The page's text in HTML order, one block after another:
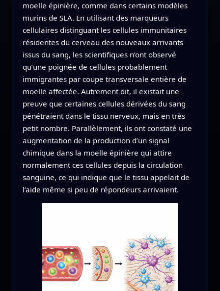
moelle épinière, comme dans certains modèles
murins de SLA. En utilisant des marqueurs
cellulaires distinguant les cellules immunitaires
résidentes du cerveau des nouveaux arrivants
issus du sang, les scientifiques n’ont observé
qu’une poignée de cellules probablement
immigrantes par coupe transversale entière de
moelle affectée. Autrement dit, il existait une
preuve que certaines cellules dérivées du sang
pénétraient dans le tissu nerveux, mais en très
petit nombre. Parallèlement, ils ont constaté une
augmentation de la production d’un signal
chimique dans la moelle épinière qui attire
normalement ces cellules depuis la circulation
sanguine, ce qui indique que le tissu appelait de
l’aide même si peu de répondeurs arrivaient.